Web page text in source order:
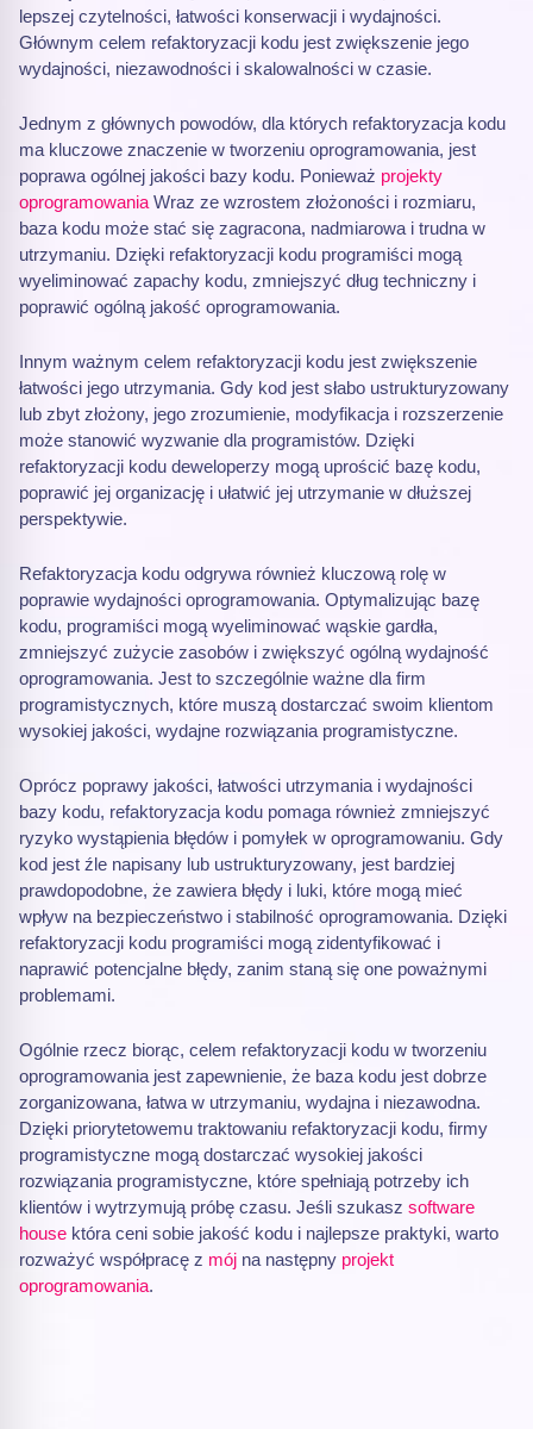
lepszej czytelności, łatwości konserwacji i wydajności.
Głównym celem refaktoryzacji kodu jest zwiększenie jego
wydajności, niezawodności i skalowalności w czasie.
Jednym z głównych powodów, dla których refaktoryzacja kodu
ma kluczowe znaczenie w tworzeniu oprogramowania, jest
poprawa ogólnej jakości bazy kodu. Ponieważ projekty
oprogramowania Wraz ze wzrostem złożoności i rozmiaru,
baza kodu może stać się zagracona, nadmiarowa i trudna w
utrzymaniu. Dzięki refaktoryzacji kodu programiści mogą
wyeliminować zapachy kodu, zmniejszyć dług techniczny i
poprawić ogólną jakość oprogramowania.
Innym ważnym celem refaktoryzacji kodu jest zwiększenie
łatwości jego utrzymania. Gdy kod jest słabo ustrukturyzowany
lub zbyt złożony, jego zrozumienie, modyfikacja i rozszerzenie
może stanowić wyzwanie dla programistów. Dzięki
refaktoryzacji kodu deweloperzy mogą uprościć bazę kodu,
poprawić jej organizację i ułatwić jej utrzymanie w dłuższej
perspektywie.
Refaktoryzacja kodu odgrywa również kluczową rolę w
poprawie wydajności oprogramowania. Optymalizując bazę
kodu, programiści mogą wyeliminować wąskie gardła,
zmniejszyć zużycie zasobów i zwiększyć ogólną wydajność
oprogramowania. Jest to szczególnie ważne dla firm
programistycznych, które muszą dostarczać swoim klientom
wysokiej jakości, wydajne rozwiązania programistyczne.
Oprócz poprawy jakości, łatwości utrzymania i wydajności
bazy kodu, refaktoryzacja kodu pomaga również zmniejszyć
ryzyko wystąpienia błędów i pomyłek w oprogramowaniu. Gdy
kod jest źle napisany lub ustrukturyzowany, jest bardziej
prawdopodobne, że zawiera błędy i luki, które mogą mieć
wpływ na bezpieczeństwo i stabilność oprogramowania. Dzięki
refaktoryzacji kodu programiści mogą zidentyfikować i
naprawić potencjalne błędy, zanim staną się one poważnymi
problemami.
Ogólnie rzecz biorąc, celem refaktoryzacji kodu w tworzeniu
oprogramowania jest zapewnienie, że baza kodu jest dobrze
zorganizowana, łatwa w utrzymaniu, wydajna i niezawodna.
Dzięki priorytetowemu traktowaniu refaktoryzacji kodu, firmy
programistyczne mogą dostarczać wysokiej jakości
rozwiązania programistyczne, które spełniają potrzeby ich
klientów i wytrzymują próbę czasu. Jeśli szukasz software
house która ceni sobie jakość kodu i najlepsze praktyki, warto
rozważyć współpracę z mój na następny projekt
oprogramowania.